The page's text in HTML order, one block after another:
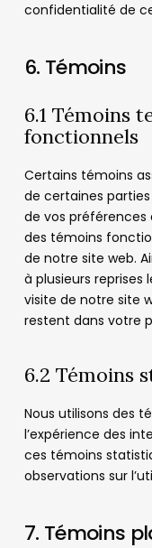
confidentialité de
6. Témoins
6.1 Témoins
fonctionnels
Certains témoins
de certaines
de vos préférences
des témoins
de notre site web.
à plusieurs
visite de notre site
restent dans votre
6.2 Témoins
Nous utilisons des
l’expérience des
ces témoins
observations sur
7. Témoins